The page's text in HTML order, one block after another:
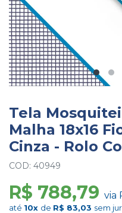
Tela
Malha 18x16
Cinza - Rolo
COD: 40949
até 10x de R$ 83,03 sem
R$ 788,79 via